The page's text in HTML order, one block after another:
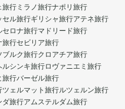
旅行 ミラノ旅行ナポリ旅行
セル旅行ギリシャ旅行アテネ旅行
セロナ旅行マドリード旅行
旅行セビリア旅行
ブルク旅行クロアチア旅行
ルシンキ旅行ロヴァニエミ旅行
旅行バーゼル旅行
ツェルマット旅行ルツェルン旅行
ダ旅行アムステルダム旅行